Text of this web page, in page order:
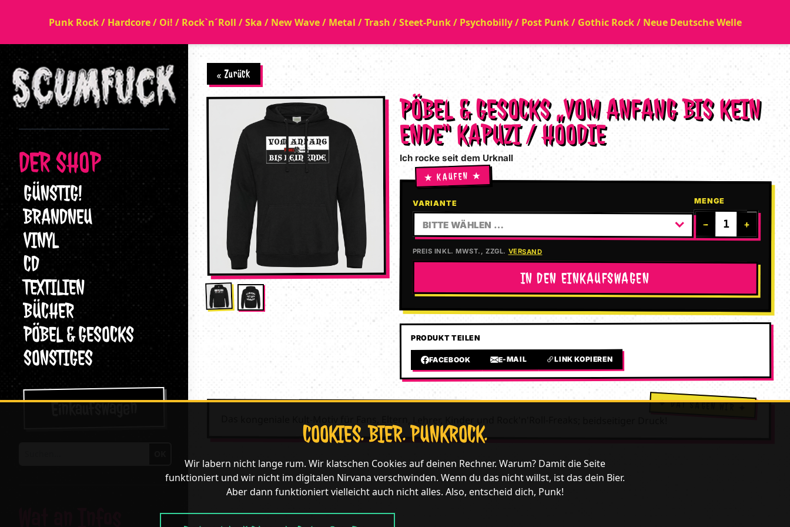
Punk Rock / Hardcore / Oi! / Rock`n´Roll / Ska / New Wave / Metal / Trash / Steet-Punk / Psychobilly / Post Punk / Gothic Rock / Neue Deutsche Welle
DER SHOP
GÜNSTIG!
BRANDNEU
VINYL
CD
TEXTILIEN
BÜCHER
PÖBEL & GESOCKS
SONSTIGES
Einkaufswagen
« Zurück
PÖBEL & GESOCKS „VOM ANFANG BIS KEIN
ENDE“ KAPUZI / HOODIE
Ich rocke seit dem Urknall
VARIANTE
BITTE WÄHLEN …
MENGE
− +
PREIS INKL. MWST., ZZGL. VERSAND
IN DEN EINKAUFSWAGEN
PRODUKT TEILEN
FACEBOOK E-MAIL LINK KOPIEREN
COOKIES. BIER. PUNKROCK.
Wir labern nicht lange rum. Wir klatschen Cookies auf deinen Rechner. Warum? Damit die Seite
funktioniert und wir nicht im digitalen Nirvana verschwinden. Wenn du das nicht willst, ist das dein Bier.
Aber dann funktioniert vielleicht auch nicht alles. Also, entscheid dich, Punk!